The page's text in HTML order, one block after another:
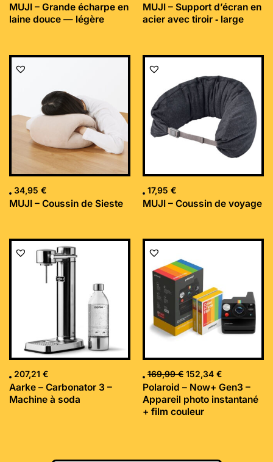
MUJI – Grande écharpe en
laine douce — légère
MUJI – Support d’écran en
acier avec tiroir ‐ large
34,95 €
MUJI – Coussin de Sieste
17,95 €
MUJI – Coussin de voyage
207,21 €
Aarke – Carbonator 3 –
Machine à soda
169,99€
Le
initial
était :
169,99 €.
152,34 €
Le
Polaroid – Now+ Gen3 –
Appareil photo instantané
+ film couleur